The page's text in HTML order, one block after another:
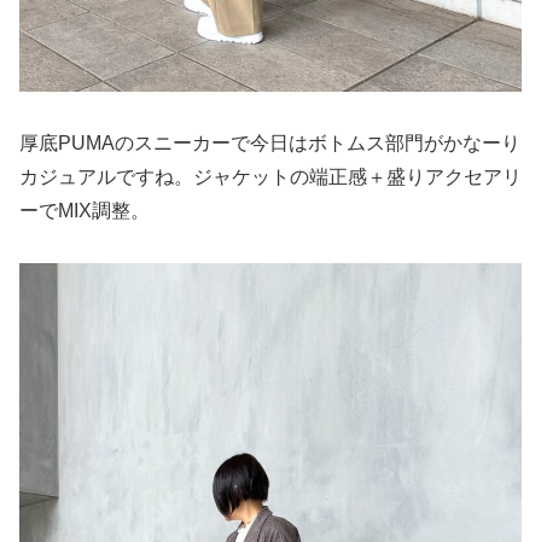
厚底PUMAのスニーカーで今日はボトムス部門がかなーり
カジュアルですね。ジャケットの端正感＋盛りアクセアリ
ーでMIX調整。